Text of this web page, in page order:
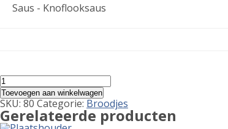
Saus - Knoflooksaus
Shaslick
aantal
Toevoegen aan winkelwagen
SKU: 80 Categorie: Broodjes
Gerelateerde producten